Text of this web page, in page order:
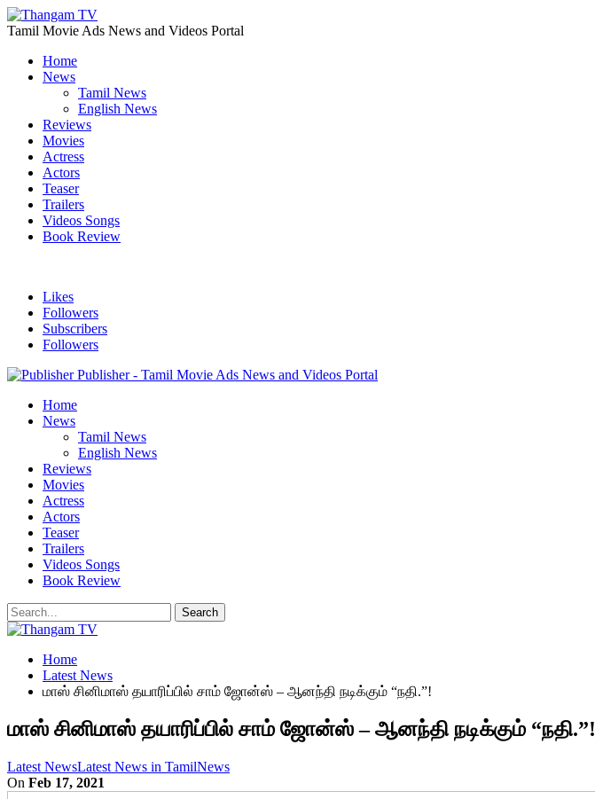
Tamil Movie Ads News and Videos Portal
Home
News
Tamil News
English News
Reviews
Movies
Actress
Actors
Teaser
Trailers
Videos Songs
Book Review
Likes
Followers
Subscribers
Followers
Publisher - Tamil Movie Ads News and Videos Portal
Home
News
Tamil News
English News
Reviews
Movies
Actress
Actors
Teaser
Trailers
Videos Songs
Book Review
Home
Latest News
மாஸ் சினிமாஸ் தயாரிப்பில் சாம் ஜோன்ஸ் – ஆனந்தி நடிக்கும் “நதி.”!
மாஸ் சினிமாஸ் தயாரிப்பில் சாம் ஜோன்ஸ் – ஆனந்தி நடிக்கும் “நதி.”!
Latest NewsLatest News in TamilNews
On Feb 17, 2021